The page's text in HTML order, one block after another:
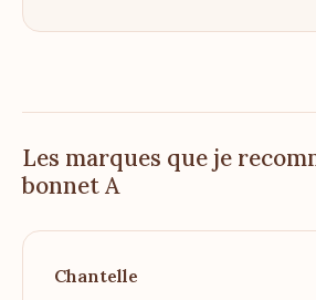
Les marques que je
bonnet A
Chantelle